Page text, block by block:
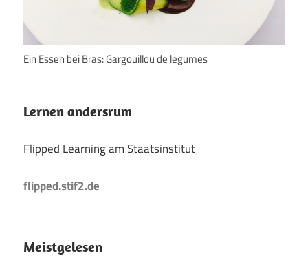
Ein Essen bei Bras: Gargouillou de legumes
Lernen andersrum
Flipped Learning am Staatsinstitut
flipped.stif2.de
Meistgelesen